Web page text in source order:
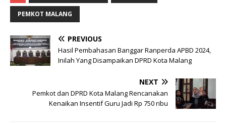
PEMKOT MALANG
PREVIOUS
Hasil Pembahasan Banggar Ranperda APBD 2024,
Inilah Yang Disampaikan DPRD Kota Malang
NEXT
Pemkot dan DPRD Kota Malang Rencanakan
Kenaikan Insentif Guru Jadi Rp 750 ribu